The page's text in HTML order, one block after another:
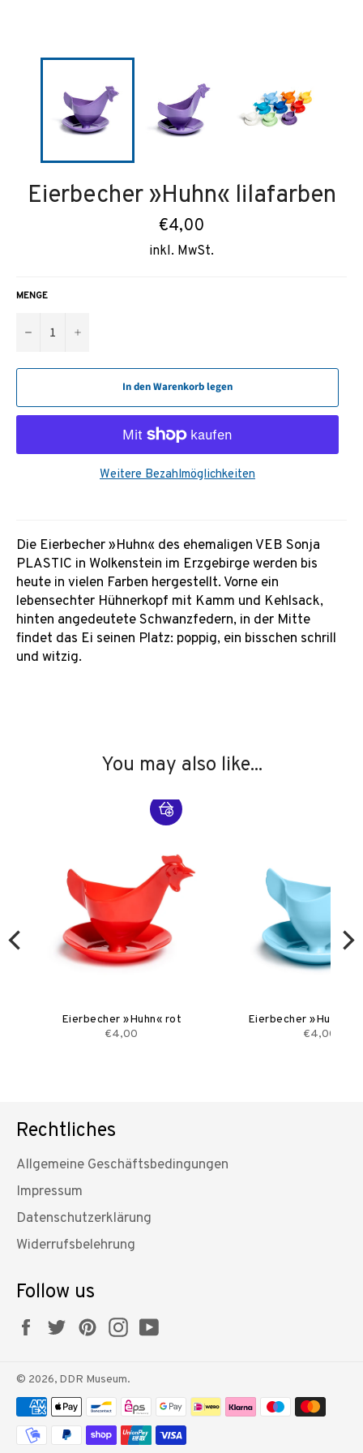
Eierbecher »Huhn« lilafarben
Normaler
Preis
€4,00
inkl. MwSt.
MENGE
− +
In den Warenkorb legen
Weitere Bezahlmöglichkeiten
Die Eierbecher »Huhn« des ehemaligen VEB Sonja
PLASTIC in Wolkenstein im Erzgebirge werden bis
heute in vielen Farben hergestellt. Vorne ein
lebensechter Hühnerkopf mit Kamm und Kehlsack,
hinten angedeutete Schwanzfedern, in der Mitte
findet das Ei seinen Platz: poppig, ein bisschen schrill
und witzig.
You may also like...
Eierbecher »Huhn« rot
€4,00
Eierbecher »Huhn«
€4,00
Rechtliches
Allgemeine Geschäftsbedingungen
Impressum
Datenschutzerklärung
Widerrufsbelehrung
Follow us
FacebookTwitterPinterestInstagram
© 2026, DDR Museum.
Zahlungsmethoden